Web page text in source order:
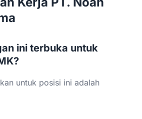
ini terbuka untuk
untuk posisi ini adalah